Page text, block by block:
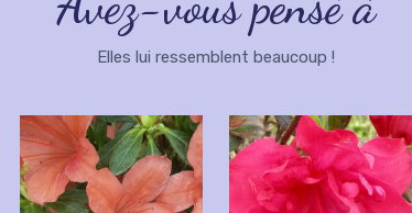
Elles lui ressemblent beaucoup !